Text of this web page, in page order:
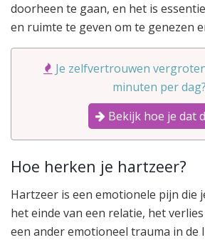
doorheen te gaan, en het is
en ruimte te geven om te genezen
Je zelfvertrouwen
minuten per dag?
Bekijk hoe je dat
Hoe herken je hartzeer?
Hartzeer is een emotionele pijn die
het einde van een relatie, het
een ander emotioneel trauma in de